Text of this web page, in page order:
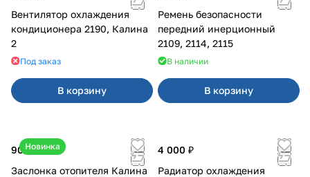
Вентилятор охлаждения
кондиционера 2190, Калина
2
Под заказ
В корзину
Ремень безопасности
передний инерционный
2109, 2114, 2115
В наличии
В корзину
Новинка
900 ₽
Заслонка отопителя Калина
4 000 ₽
Радиатор охлаждения